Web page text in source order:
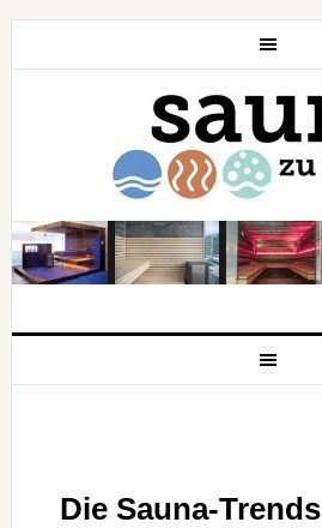
Die Sauna-Trends